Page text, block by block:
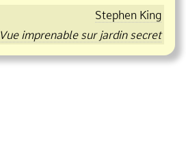
Stephen King
Vue imprenable sur jardin secret